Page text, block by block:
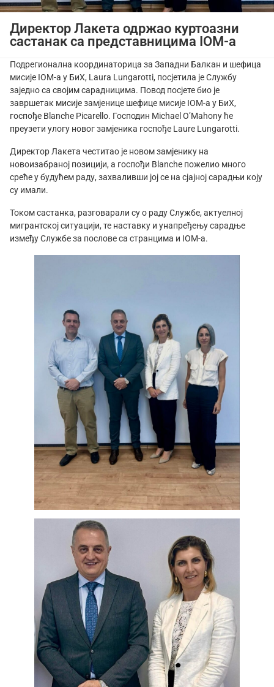
Директор Лакета одржао куртоазни
састанак са представницима IOM-а
Подрегионална координаторица за Западни Балкан и шефица
мисије IOM-а у БиХ, Laura Lungarotti, посјетила је Службу
заједно са својим сарадницима. Повод посјете био је
завршетак мисије замјенице шефице мисије IOM-а у БиХ,
госпође Blanche Picarello. Господин Michael O’Mahony ће
преузети улогу новог замјеника госпође Laure Lungarotti.
Директор Лакета честитао је новом замјенику на
новоизабраној позицији, а госпођи Blanche пожелио много
среће у будућем раду, захваливши јој се на сјајној сарадњи коју
су имали.
Током састанка, разговарали су о раду Службе, актуелној
мигрантској ситуацији, те наставку и унапређењу сарадње
између Службе за послове са странцима и IOM-а.